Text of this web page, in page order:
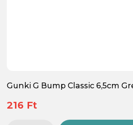
Gunki G Bump Classic 6,5cm
216 Ft